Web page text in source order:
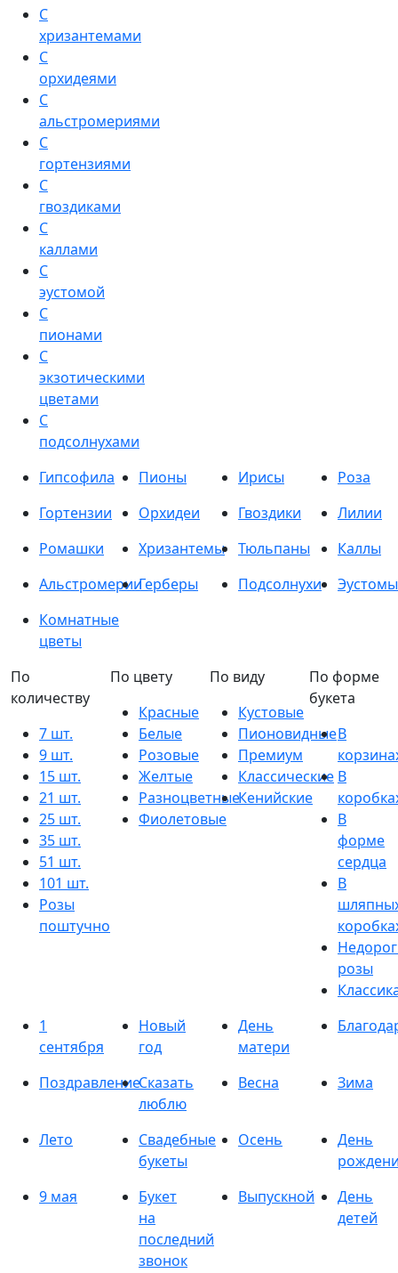
С
хризантемами
С
орхидеями
С
альстромериями
С
гортензиями
С
гвоздиками
С
каллами
С
эустомой
С
пионами
С
экзотическими
цветами
С
подсолнухами
Гипсофила
Пионы Ирисы
Роза
Гортензии
Орхидеи Гвоздики
Лилии
Ромашки
Хризантемы Тюльпаны
Каллы
АльстромерииГерберы Подсолнухи
Эустомы
Комнатные
цветы
По
количеству
7 шт.
9 шт.
15 шт.
21 шт.
25 шт.
35 шт.
51 шт.
101 шт.
Розы
поштучно
По цвету
Красные
Белые
Розовые
Желтые
Разноцветные
Фиолетовые
По виду
Кустовые
Пионовидные
Премиум
Классические
Кенийские
По форме
букета
В
В
В
форме
сердца
В
розы
1
сентября
Новый
год
День
матери
ПоздравлениеСказать
люблю
Весна Зима
Лето
Свадебные
букеты
Осень
День
9 мая
Букет
на
последний
звонок
Выпускной
День
детей